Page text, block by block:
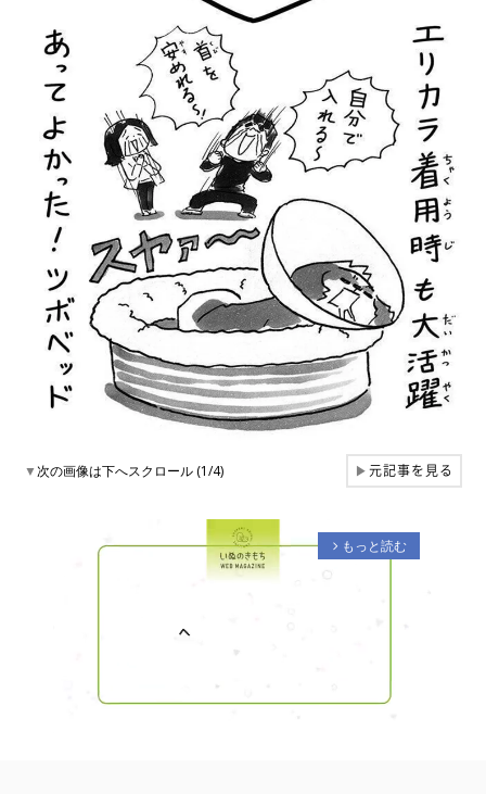
▼次の画像は下へスクロール (1/4) ▶元記事を見る
arrow_forward_ios もっと読む